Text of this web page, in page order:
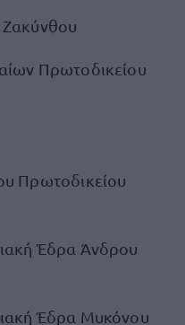
Πρωτοδικείου
Πρωτοδικείου
Έδρα Άνδρου
Έδρα Μυκόνου